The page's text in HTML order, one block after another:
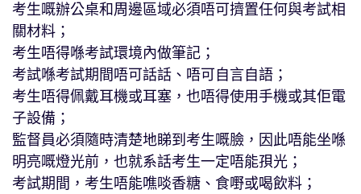
考生嘅辦公桌和周邊區域必須唔可擠置任何與考試相
關材料；
考生唔得喺考試環境內做筆記；
考試喺考試期間唔可話話、唔可自言自語；
考生唔得佩戴耳機或耳塞，也唔得使用手機或其佢電
子設備；
監督員必須隨時清楚地睇到考生嘅臉，因此唔能坐喺
明亮嘅燈光前，也就系話考生一定唔能孭光；
考試期間，考生唔能噍啖香糖、食嘢或喝飲料；